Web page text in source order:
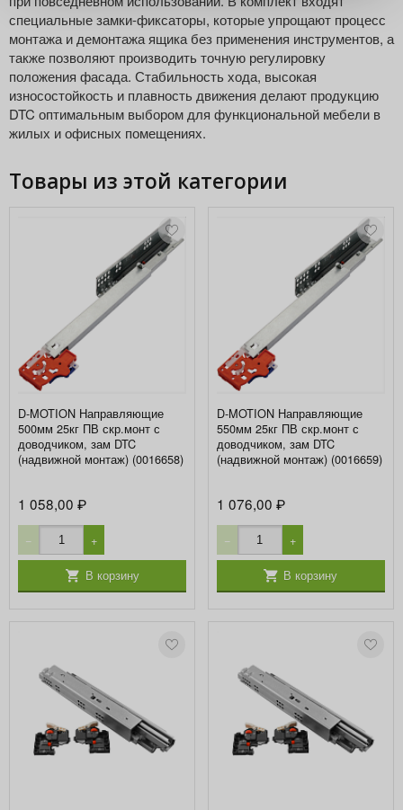
специальные замки-фиксаторы, которые упрощают процесс
монтажа и демонтажа ящика без применения инструментов, а
также позволяют производить точную регулировку
положения фасада. Стабильность хода, высокая
износостойкость и плавность движения делают продукцию
DTC оптимальным выбором для функциональной мебели в
жилых и офисных помещениях.
Товары из этой категории
D-MOTION Направляющие
500мм 25кг ПВ скр.монт с
доводчиком, зам DTC
(надвижной монтаж) (0016658)
1 058,00₽
− +
В корзину
D-MOTION Направляющие
550мм 25кг ПВ скр.монт с
доводчиком, зам DTC
(надвижной монтаж) (0016659)
1 076,00 ₽
− +
В корзину